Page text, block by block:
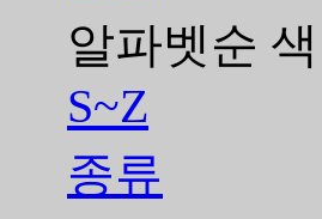
알파벳순
S~Z
종류